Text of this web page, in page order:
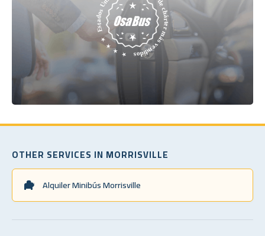
OTHER SERVICES IN MORRISVILLE
Alquiler Minibús Morrisville